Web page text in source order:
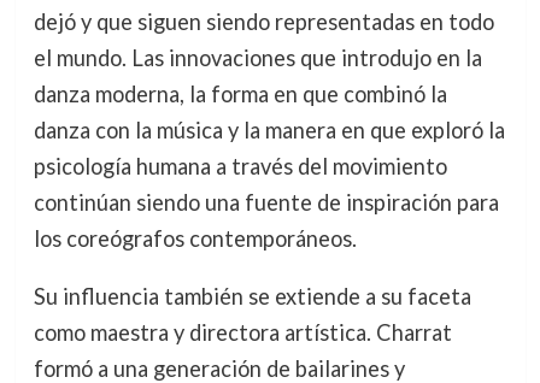
dejó y que siguen siendo representadas en todo
el mundo. Las innovaciones que introdujo en la
danza moderna, la forma en que combinó la
danza con la música y la manera en que exploró la
psicología humana a través del movimiento
continúan siendo una fuente de inspiración para
los coreógrafos contemporáneos.
Su influencia también se extiende a su faceta
como maestra y directora artística. Charrat
formó a una generación de bailarines y